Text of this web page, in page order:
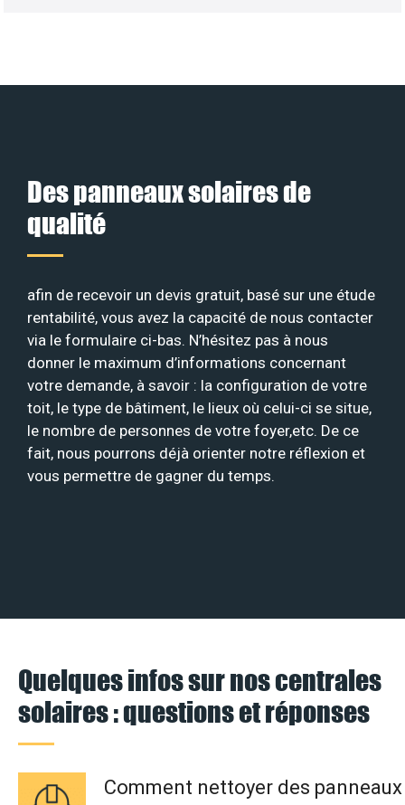
Des panneaux solaires de
qualité
afin de recevoir un devis gratuit, basé sur une étude
rentabilité, vous avez la capacité de nous contacter
via le formulaire ci-bas. N’hésitez pas à nous
donner le maximum d’informations concernant
votre demande, à savoir : la configuration de votre
toit, le type de bâtiment, le lieux où celui-ci se situe,
le nombre de personnes de votre foyer,etc. De ce
fait, nous pourrons déjà orienter notre réflexion et
vous permettre de gagner du temps.
Quelques infos sur nos centrales
solaires : questions et réponses
Comment nettoyer des panneaux